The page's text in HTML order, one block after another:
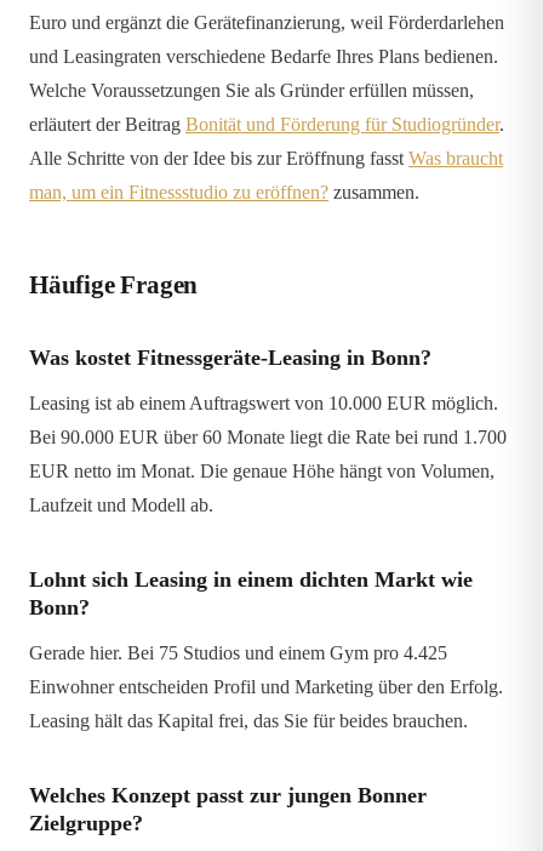
Euro und ergänzt die Gerätefinanzierung, weil Förderdarlehen
und Leasingraten verschiedene Bedarfe Ihres Plans bedienen.
Welche Voraussetzungen Sie als Gründer erfüllen müssen,
erläutert der Beitrag Bonität und Förderung für Studiogründer.
Alle Schritte von der Idee bis zur Eröffnung fasst Was braucht
man, um ein Fitnessstudio zu eröffnen? zusammen.
Häufige Fragen
Was kostet Fitnessgeräte-Leasing in Bonn?
Leasing ist ab einem Auftragswert von 10.000 EUR möglich.
Bei 90.000 EUR über 60 Monate liegt die Rate bei rund 1.700
EUR netto im Monat. Die genaue Höhe hängt von Volumen,
Laufzeit und Modell ab.
Lohnt sich Leasing in einem dichten Markt wie
Bonn?
Gerade hier. Bei 75 Studios und einem Gym pro 4.425
Einwohner entscheiden Profil und Marketing über den Erfolg.
Leasing hält das Kapital frei, das Sie für beides brauchen.
Welches Konzept passt zur jungen Bonner
Zielgruppe?